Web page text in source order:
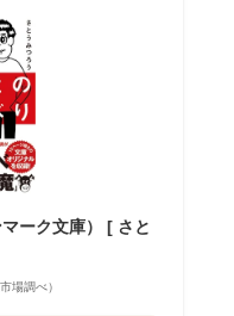
ーク文庫） [ さと
場調べ）